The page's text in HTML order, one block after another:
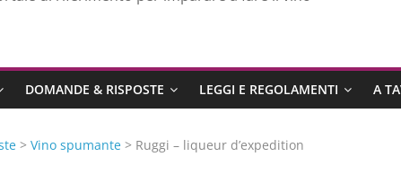
DOMANDE & RISPOSTE LEGGI E REGOLAMENTI A
> Vino spumante > Ruggi – liqueur d’expedition